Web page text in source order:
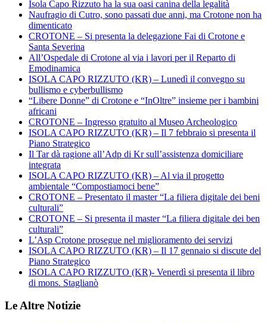
Isola Capo Rizzuto ha la sua oasi canina della legalità
Naufragio di Cutro, sono passati due anni, ma Crotone non ha
dimenticato
CROTONE – Si presenta la delegazione Fai di Crotone e
Santa Severina
All’Ospedale di Crotone al via i lavori per il Reparto di
Emodinamica
ISOLA CAPO RIZZUTO (KR) – Lunedì il convegno su
bullismo e cyberbullismo
“Libere Donne” di Crotone e “InOltre” insieme per i bambini
africani
CROTONE – Ingresso gratuito al Museo Archeologico
ISOLA CAPO RIZZUTO (KR) – Il 7 febbraio si presenta il
Piano Strategico
Il Tar dà ragione all’Adp di Kr sull’assistenza domiciliare
integrata
ISOLA CAPO RIZZUTO (KR) – Al via il progetto
ambientale “Compostiamoci bene”
CROTONE – Presentato il master “La filiera digitale dei beni
culturali”
CROTONE – Si presenta il master “La filiera digitale dei ben
culturali”
L’Asp Crotone prosegue nel miglioramento dei servizi
ISOLA CAPO RIZZUTO (KR) – Il 17 gennaio si discute del
Piano Strategico
ISOLA CAPO RIZZUTO (KR)- Venerdì si presenta il libro
di mons. Staglianò
Le Altre Notizie